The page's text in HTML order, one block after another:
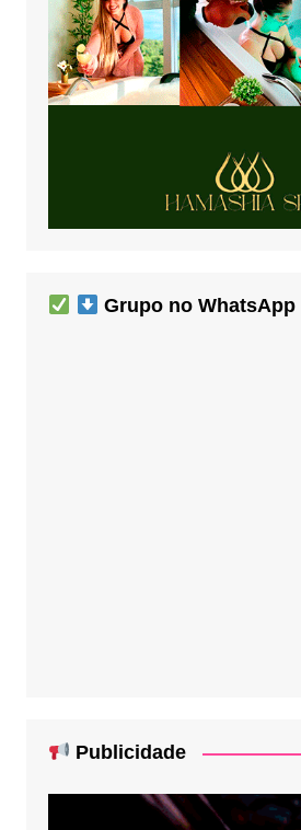
Grupo no WhatsApp
Publicidade